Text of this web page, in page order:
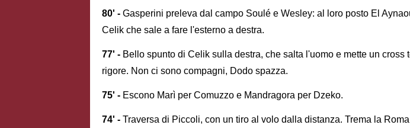
80' - Gasperini preleva dal campo Soulé e Wesley: al loro posto El
Celik che sale a fare l'esterno a destra.
77' - Bello spunto di Celik sulla destra, che salta l'uomo e mette un cross
rigore. Non ci sono compagni, Dodo spazza.
75' - Escono Marì per Comuzzo e Mandragora per Dzeko.
74' - Traversa di Piccoli, con un tiro al volo dalla distanza. Trema la